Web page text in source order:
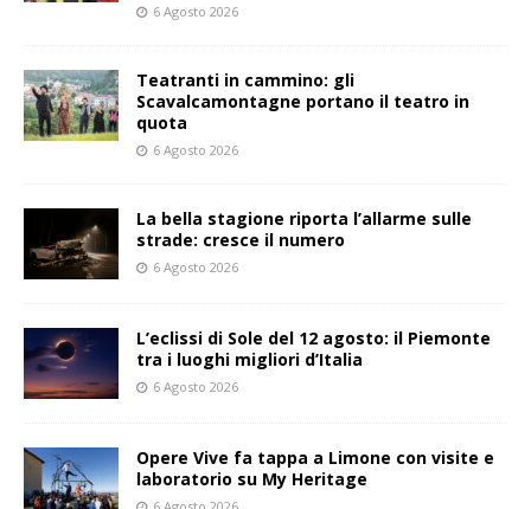
6 Agosto 2026
Teatranti in cammino: gli
Scavalcamontagne portano il teatro in
quota
6 Agosto 2026
La bella stagione riporta l’allarme sulle
strade: cresce il numero
6 Agosto 2026
L’eclissi di Sole del 12 agosto: il Piemonte
tra i luoghi migliori d’Italia
6 Agosto 2026
Opere Vive fa tappa a Limone con visite e
laboratorio su My Heritage